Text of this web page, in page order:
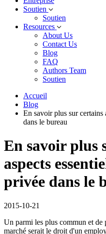
Soutien
Soutien
Resources
About Us
Contact Us
Blog
FAQ
Authors Team
Soutien
Accueil
Blog
En savoir plus sur certains
dans le bureau
En savoir plus
aspects
privée dans le
2015-10-21
Un parmi les plus commun et de
marché serait le droit d'un